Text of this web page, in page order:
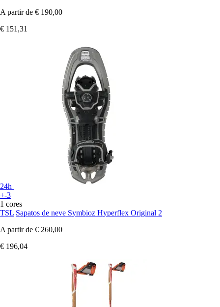
A partir de € 190,00
€ 151,31
24h
+-3
1 cores
TSL Sapatos de neve Symbioz Hyperflex Original 2
A partir de € 260,00
€ 196,04